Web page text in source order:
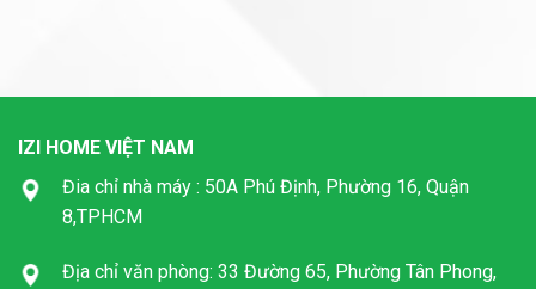
IZI HOME VIỆT NAM
Đia chỉ nhà máy : 50A Phú Định, Phường 16, Quận
8,TPHCM
Địa chỉ văn phòng: 33 Đường 65, Phường Tân Phong,